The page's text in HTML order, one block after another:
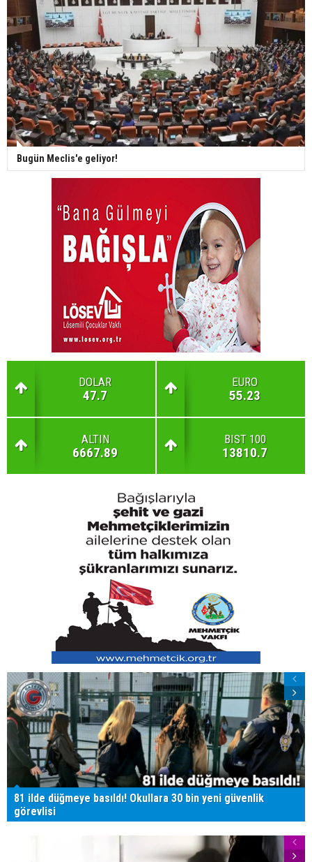
Bugün Meclis'e geliyor!
DOLAR
47.7
EURO
55.23
ALTIN
6667.89
BIST 100
13810.7
81 ilde düğmeye basıldı! Okullara 30 bin yeni güvenlik
görevlisi